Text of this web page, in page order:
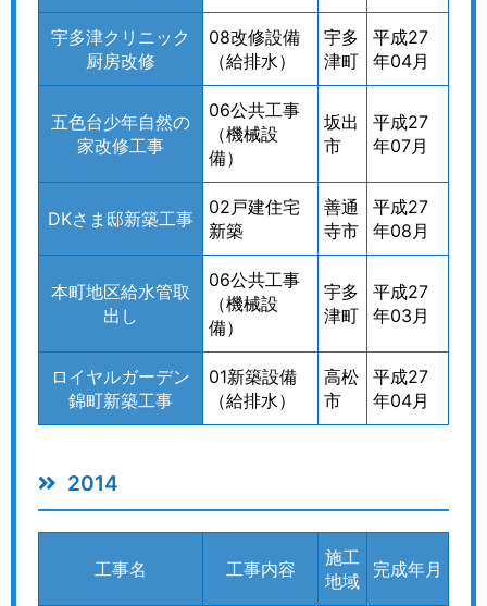
宇多津クリニック
厨房改修
08改修設備
（給排水）
宇多
津町
平成27
年04月
五色台少年自然の
家改修工事
06公共工事
（機械設
備）
坂出
市
平成27
年07月
DKさま邸新築工事
02戸建住宅
新築
善通
寺市
平成27
年08月
本町地区給水管取
出し
06公共工事
（機械設
備）
宇多
津町
平成27
年03月
ロイヤルガーデン
錦町新築工事
01新築設備
（給排水）
高松
市
平成27
年04月
2014
工事名 工事内容
施工
地域
完成年月